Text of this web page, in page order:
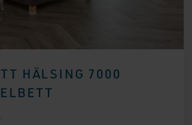
HÄLSING 7000